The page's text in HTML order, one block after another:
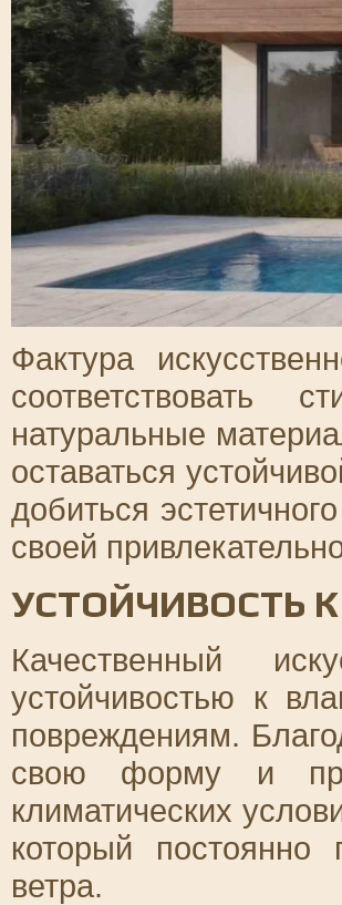
Фактура
натуральные
оставаться
добиться
своей
УСТОЙЧИВОСТЬ
Качественный
устойчивостью к
повреждениям.
свою форму и
климатических
который постоянно
ветра.